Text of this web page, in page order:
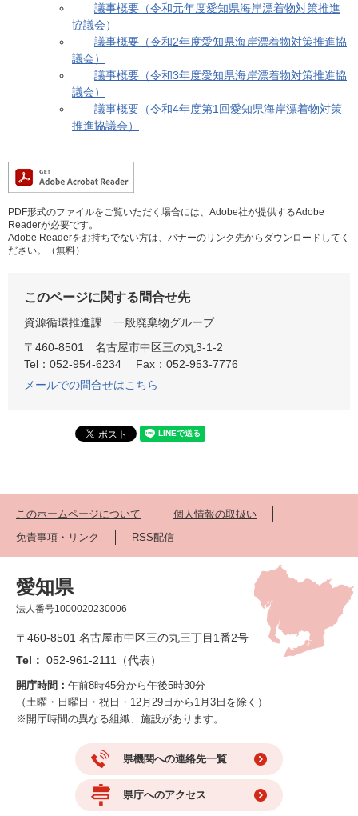
議事概要（令和元年度愛知県海岸漂着物対策推進
協議会）
議事概要（令和2年度愛知県海岸漂着物対策推進協
議会）
議事概要（令和3年度愛知県海岸漂着物対策推進協
議会）
議事概要（令和4年度第1回愛知県海岸漂着物対策
推進協議会）
PDF形式のファイルをご覧いただく場合には、Adobe社が提供するAdobe
Readerが必要です。
Adobe Readerをお持ちでない方は、バナーのリンク先からダウンロードしてく
ださい。（無料）
このページに関する問合せ先
資源循環推進課
一般廃棄物グループ
〒460-8501
名古屋市中区三の丸3-1-2
Tel：052-954-6234
Fax：052-953-7776
メールでの問合せはこちら
このホームページについて
個人情報の取扱い
免責事項・リンク
RSS配信
愛知県
法人番号1000020230006
〒460-8501 名古屋市中区三の丸三丁目1番2号
Tel： 052-961-2111（代表）
開庁時間： 午前8時45分から午後5時30分
（土曜・日曜日・祝日・12月29日から1月3日を除く）
※開庁時間の異なる組織、施設があります。
県機関への連絡先一覧
県庁へのアクセス